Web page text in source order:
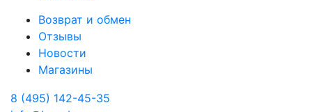
Возврат и обмен
Отзывы
Новости
Магазины
8 (495) 142-45-35